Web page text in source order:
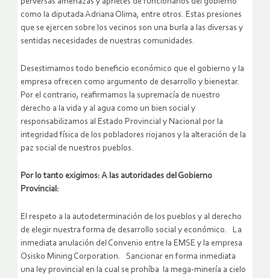
como la diputada Adriana Olima, entre otros. Estas presiones
que se ejercen sobre los vecinos son una burla a las diversas y
sentidas necesidades de nuestras comunidades.
Desestimamos todo beneficio económico que el gobierno y la
empresa ofrecen como argumento de desarrollo y bienestar.
Por el contrario, reafirmamos la supremacía de nuestro
derecho a la vida y al agua como un bien social y
responsabilizamos al Estado Provincial y Nacional por la
integridad física de los pobladores riojanos y la alteración de la
paz social de nuestros pueblos.
Por lo tanto exigimos: A las autoridades del Gobierno
Provincial:
El respeto a la autodeterminación de los pueblos y al derecho
de elegir nuestra forma de desarrollo social y económico. La
inmediata anulación del Convenio entre la EMSE y la empresa
Osisko Mining Corporation. Sancionar en forma inmediata
una ley provincial en la cual se prohíba la mega-minería a cielo